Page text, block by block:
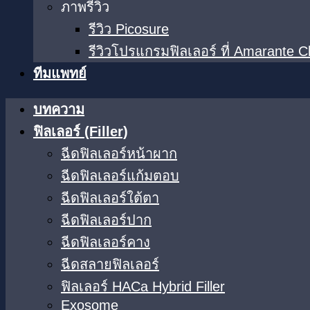
ภาพรีวิว
รีวิว Picosure
รีวิวโปรแกรมฟิลเลอร์ ที่ Amarante
ทีมแพทย์
บทความ
ฟิลเลอร์ (Filler)
ฉีดฟิลเลอร์หน้าผาก
ฉีดฟิลเลอร์แก้มตอบ
ฉีดฟิลเลอร์ใต้ตา​
ฉีดฟิลเลอร์ปาก
ฉีดฟิลเลอร์คาง
ฉีดสลายฟิลเลอร์
ฟิลเลอร์ HACa Hybrid Filler
Exosome